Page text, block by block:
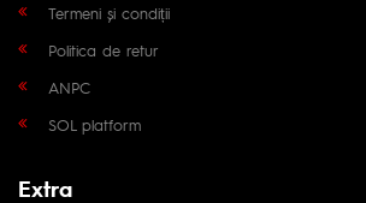
Termeni și condiții
Politica de retur
ANPC
SOL platform
Extra